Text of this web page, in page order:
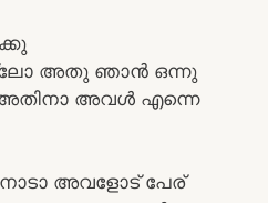
അതു ഞാൻ ഒന്നു
അതിനാ അവൾ എന്നെ
അവളോട് പേര്